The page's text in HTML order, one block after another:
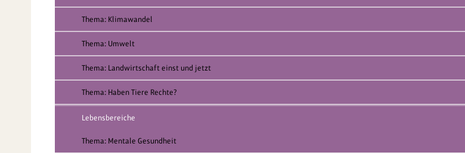
Thema: Klimawandel
Thema: Umwelt
Thema: Landwirtschaft einst und jetzt
Thema: Haben Tiere Rechte?
Lebensbereiche
Thema: Mentale Gesundheit